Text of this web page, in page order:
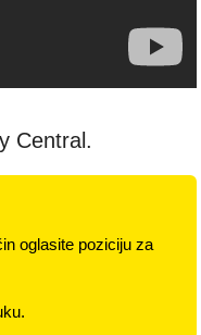
Central.
oglasite poziciju za